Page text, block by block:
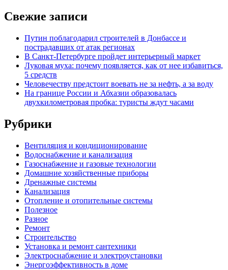
Свежие записи
Путин поблагодарил строителей в Донбассе и
пострадавших от атак регионах
В Санкт-Петербурге пройдет интерьерный маркет
Луковая муха: почему появляется, как от нее избавиться,
5 средств
Человечеству предстоит воевать не за нефть, а за воду
На границе России и Абхазии образовалась
двухкилометровая пробка: туристы ждут часами
Рубрики
Вентиляция и кондиционирование
Водоснабжение и канализация
Газоснабжение и газовые технологии
Домашние хозяйственные приборы
Дренажные системы
Канализация
Отопление и отопительные системы
Полезное
Разное
Ремонт
Строительство
Установка и ремонт сантехники
Электроснабжение и электроустановки
Энергоэффективность в доме